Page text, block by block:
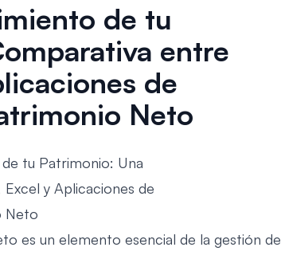
de tu
entre
de
Neto
es un elemento esencial de la gestión de